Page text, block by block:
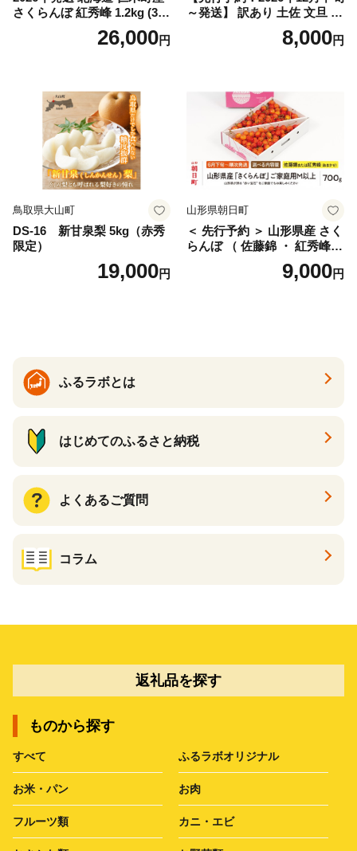
さくらんぼ 紅秀峰 1.2kg (300
g×4パック) Lサイズ以上 旬
桜桃 産地直送 サクランボ チ
26,000円
～発送】 訳あり 土佐 文旦 8k
g (Mサイズ以上サイズミック
ス) 8000円 わけあり ぶんた
産 農家直送 期間限定 特産品
サイズミックス くらもとフ
ァーム 愛南町 愛媛県
8,000円
鳥取県大山町
DS-16 新甘泉梨 5kg（赤秀
限定）
19,000円
山形県朝日町
＜ 先行予約 ＞ 山形県産 さく
らんぼ （ 佐藤錦 ・ 紅秀峰
） ご家庭用 M以上 700g 【20
26年6月下旬から7月上旬発
9,000円
ふるラボとは
はじめてのふるさと納税
よくあるご質問
コラム
返礼品を探す
ものから探す
すべて ふるラボオリジナル
お米・パン お肉
フルーツ類 カニ・エビ